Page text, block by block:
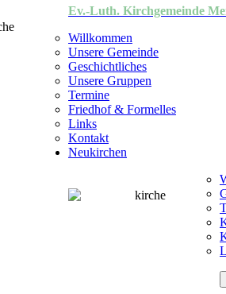
Ev.-Luth. Kirchgemeinde
Willkommen
Unsere Gemeinde
Geschichtliches
Unsere Gruppen
Termine
Friedhof & Formelles
Links
Kontakt
Neukirchen